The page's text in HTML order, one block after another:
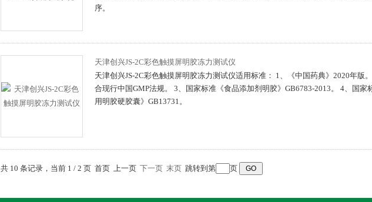
序。
天津创兴JS-2C彩色触摸屏明胶冻力测试仪
天津创兴JS-2C彩色触摸屏明胶冻力测试仪适用标准： 1、《中国药典》2020年版
合现行中国GMP法规。 3、国家标准《食品添加剂明胶》GB6783-2013。 4、国家
用明胶硬胶囊》GB13731。
共 10 条记录，当前 1 / 2 页 首页 上一页 下一页 末页 跳转到第 页